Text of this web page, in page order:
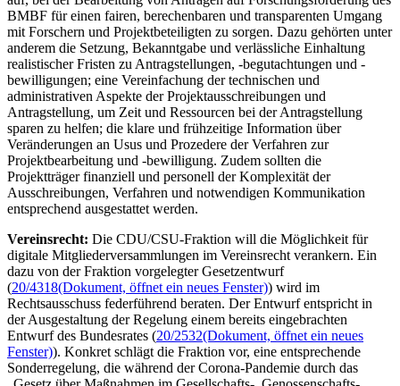
BMBF für einen fairen, berechenbaren und transparenten Umgang
mit Forschern und Projektbeteiligten zu sorgen. Dazu gehörten unter
anderem die Setzung, Bekanntgabe und verlässliche Einhaltung
realistischer Fristen zu Antragstellungen, -begutachtungen und -
bewilligungen; eine Vereinfachung der technischen und
administrativen Aspekte der Projektausschreibungen und
Antragstellung, um Zeit und Ressourcen bei der Antragstellung
sparen zu helfen; die klare und frühzeitige Information über
Veränderungen an Usus und Prozedere der Verfahren zur
Projektbearbeitung und -bewilligung. Zudem sollten die
Projektträger finanziell und personell der Komplexität der
Ausschreibungen, Verfahren und notwendigen Kommunikation
entsprechend ausgestattet werden.
Vereinsrecht: Die CDU/CSU-Fraktion will die Möglichkeit für
digitale Mitgliederversammlungen im Vereinsrecht verankern. Ein
dazu von der Fraktion vorgelegter Gesetzentwurf
(20/4318(Dokument, öffnet ein neues Fenster)) wird im
Rechtsausschuss federführend beraten. Der Entwurf entspricht in
der Ausgestaltung der Regelung einem bereits eingebrachten
Entwurf des Bundesrates (20/2532(Dokument, öffnet ein neues
Fenster)). Konkret schlägt die Fraktion vor, eine entsprechende
Sonderregelung, die während der Corona-Pandemie durch das